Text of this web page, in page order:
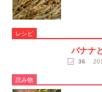
レシピ
バナナ
36